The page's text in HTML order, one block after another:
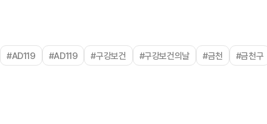
#AD119 #AD119 #구강보건 #구강보건의날 #금천 #금천구